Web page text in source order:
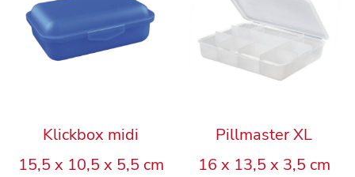
Pillmaster XL
16 x 13,5 x 3,5 cm
Klickbox midi
15,5 x 10,5 x 5,5 cm